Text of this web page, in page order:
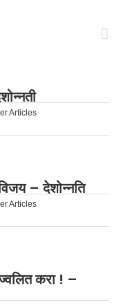
Articles
– देशोन्नति
Articles
करा ! –